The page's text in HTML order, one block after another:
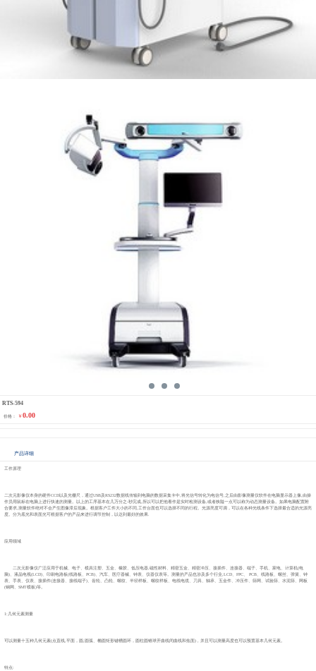
RTS-594
价格： ￥0.00
产品详细
工作原理
二次元影像仪本身的硬件CCD以及光栅尺，通过USB及RS232数据线传输到电脑的数据采集卡中,将光信号转化为电信号,之后由影像测量仪软件在电脑显示器上像,由操
作员用鼠标在电脑上进行快速的测量。以上的工序基本在几万分之-秒完成,所以可以把他看作是实时检测设备,或者狭隘一点可以称为动态测量设备。如果电脑配置附
合要求,测量软件绝对不会产生图像滞后现象。根据客户工件大小的不同,工作台面也可以选择不同的行程。光源亮度可调，可以在各种光线条件下选择最合适的光源亮
度。分为底光和表面光可根据客户的产品来进行调节控制，以达到最好的效果.
应用领域
二次元影像仪广泛应用于机械、电子、模具注塑、五金、橡胶、低压电器,磁性材料、精密五金、精密冲压、接插件、连接器、端子、手机、家电、计算机(电
脑)、液晶电视(LCD)、印刷电路板(线路板、PCB)、汽车、医疗器械、钟表、仪器仪表等。测量的产品也涉及多个行业,LCD、FPC、 PCB、线路板、螺丝、弹簧、钟
表、手表、仪表、接插件(连接器、接线端子)、齿轮、凸轮、螺纹、半径样板、螺纹样板、电线电缆、刀具、轴承、五金件、冲压件、筛网、试验筛、水泥筛、网板
(钢网、SMT模板)等。
1:几何元素测量
可以测量十五种几何元素(点直线,平面，圆,圆弧、椭圆矩形键槽圆环，圆柱圆锥球开曲线闭曲线和焦面) , 并且可以测量高度也可以预置基本几何元素。
特点: